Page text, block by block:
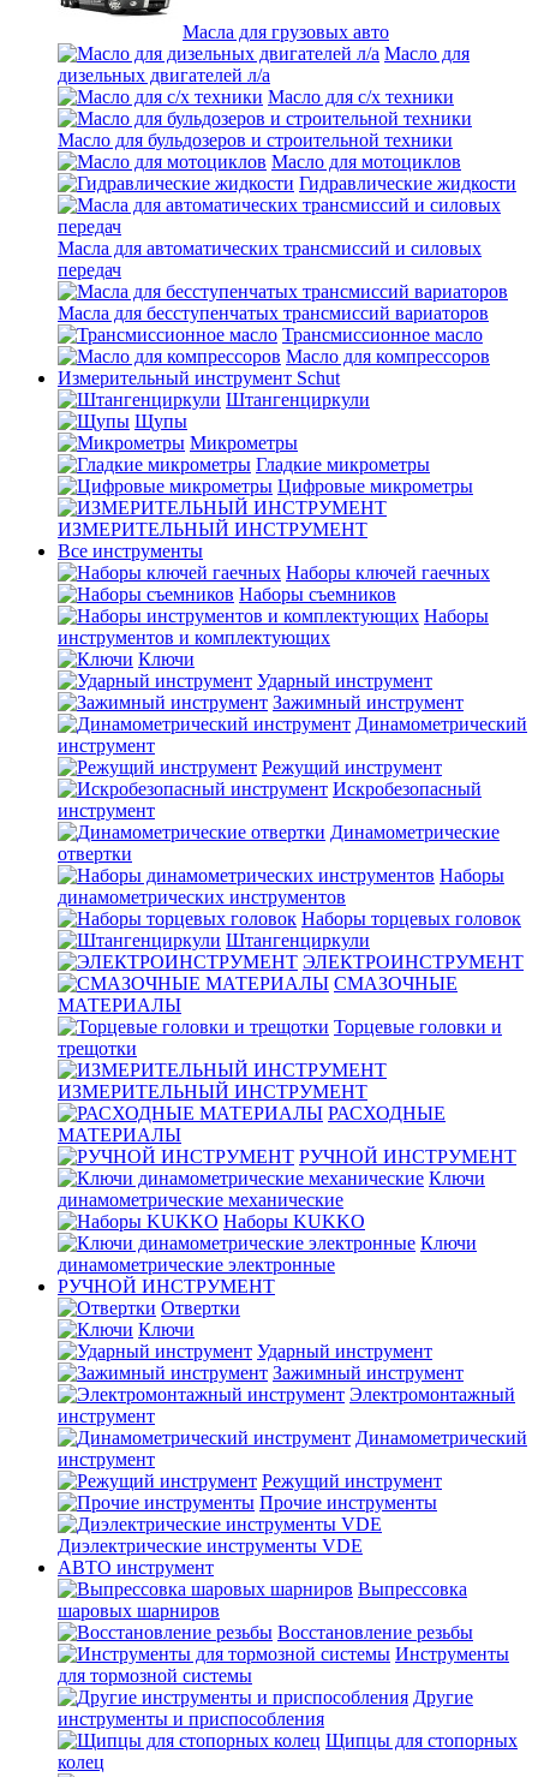
Масла для грузовых авто
Масло для
дизельных двигателей л/а
Масло для с/х техники
Масло для бульдозеров и строительной техники
Масло для мотоциклов
Гидравлические жидкости
Масла для автоматических трансмиссий и силовых
передач
Масла для бесступенчатых трансмиссий вариаторов
Трансмиссионное масло
Масло для компрессоров
Измерительный инструмент Schut
Штангенциркули
Щупы
Микрометры
Гладкие микрометры
Цифровые микрометры
ИЗМЕРИТЕЛЬНЫЙ ИНСТРУМЕНТ
Все инструменты
Наборы ключей гаечных
Наборы съемников
Наборы
инструментов и комплектующих
Ключи
Ударный инструмент
Зажимный инструмент
Динамометрический
инструмент
Режущий инструмент
Искробезопасный
инструмент
Динамометрические
отвертки
Наборы
динамометрических инструментов
Наборы торцевых головок
Штангенциркули
ЭЛЕКТРОИНСТРУМЕНТ
СМАЗОЧНЫЕ
МАТЕРИАЛЫ
Торцевые головки и
трещотки
ИЗМЕРИТЕЛЬНЫЙ ИНСТРУМЕНТ
РАСХОДНЫЕ
МАТЕРИАЛЫ
РУЧНОЙ ИНСТРУМЕНТ
Ключи
динамометрические механические
Наборы KUKKO
Ключи
динамометрические электронные
РУЧНОЙ ИНСТРУМЕНТ
Отвертки
Ключи
Ударный инструмент
Зажимный инструмент
Электромонтажный
инструмент
Динамометрический
инструмент
Режущий инструмент
Прочие инструменты
Диэлектрические инструменты VDE
АВТО инструмент
Выпрессовка
шаровых шарниров
Восстановление резьбы
Инструменты
для тормозной системы
Другие
инструменты и приспособления
Щипцы для стопорных
колец